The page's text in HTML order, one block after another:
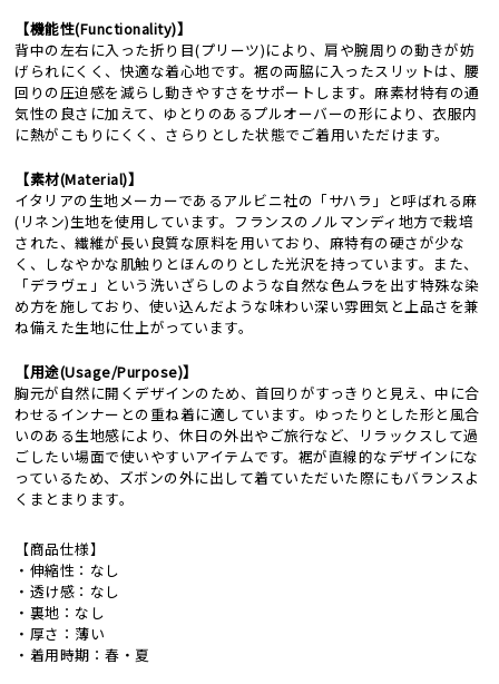
【機能性(Functionality)】
背中の左右に入った折り目(プリーツ)により、肩や腕周りの動きが妨
げられにくく、快適な着心地です。裾の両脇に入ったスリットは、腰
回りの圧迫感を減らし動きやすさをサポートします。麻素材特有の通
気性の良さに加えて、ゆとりのあるプルオーバーの形により、衣服内
に熱がこもりにくく、さらりとした状態でご着用いただけます。
【素材(Material)】
イタリアの生地メーカーであるアルビニ社の「サハラ」と呼ばれる麻
(リネン)生地を使用しています。フランスのノルマンディ地方で栽培
された、繊維が長い良質な原料を用いており、麻特有の硬さが少な
く、しなやかな肌触りとほんのりとした光沢を持っています。また、
「デラヴェ」という洗いざらしのような自然な色ムラを出す特殊な染
め方を施しており、使い込んだような味わい深い雰囲気と上品さを兼
ね備えた生地に仕上がっています。
【用途(Usage/Purpose)】
胸元が自然に開くデザインのため、首回りがすっきりと見え、中に合
わせるインナーとの重ね着に適しています。ゆったりとした形と風合
いのある生地感により、休日の外出やご旅行など、リラックスして過
ごしたい場面で使いやすいアイテムです。裾が直線的なデザインにな
っているため、ズボンの外に出して着ていただいた際にもバランスよ
くまとまります。
【商品仕様】
・伸縮性：なし
・透け感：なし
・裏地：なし
・厚さ：薄い
・着用時期：春・夏